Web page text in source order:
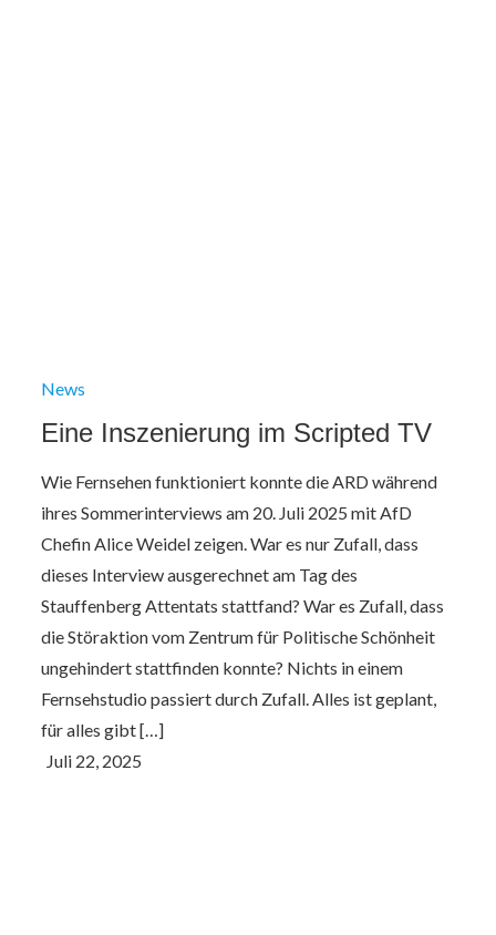
News
Eine Inszenierung im Scripted TV
Wie Fernsehen funktioniert konnte die ARD während
ihres Sommerinterviews am 20. Juli 2025 mit AfD
Chefin Alice Weidel zeigen. War es nur Zufall, dass
dieses Interview ausgerechnet am Tag des
Stauffenberg Attentats stattfand? War es Zufall, dass
die Störaktion vom Zentrum für Politische Schönheit
ungehindert stattfinden konnte? Nichts in einem
Fernsehstudio passiert durch Zufall. Alles ist geplant,
für alles gibt […]